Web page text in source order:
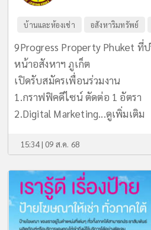
บ้านและห้องเช่า อสังหาริมทรัพย์
9Progress Property Phuket
หน้าอสังหาฯ ภูเก็ต
เปิดรับสมัครเพื่อนร่วมงาน
1.กราฟฟิคดีไซน์ ตัดต่อ 1 อัตรา
2.Digital Marketing...ดูเพิ่มเติม
15:34 | 09 ส.ค. 68